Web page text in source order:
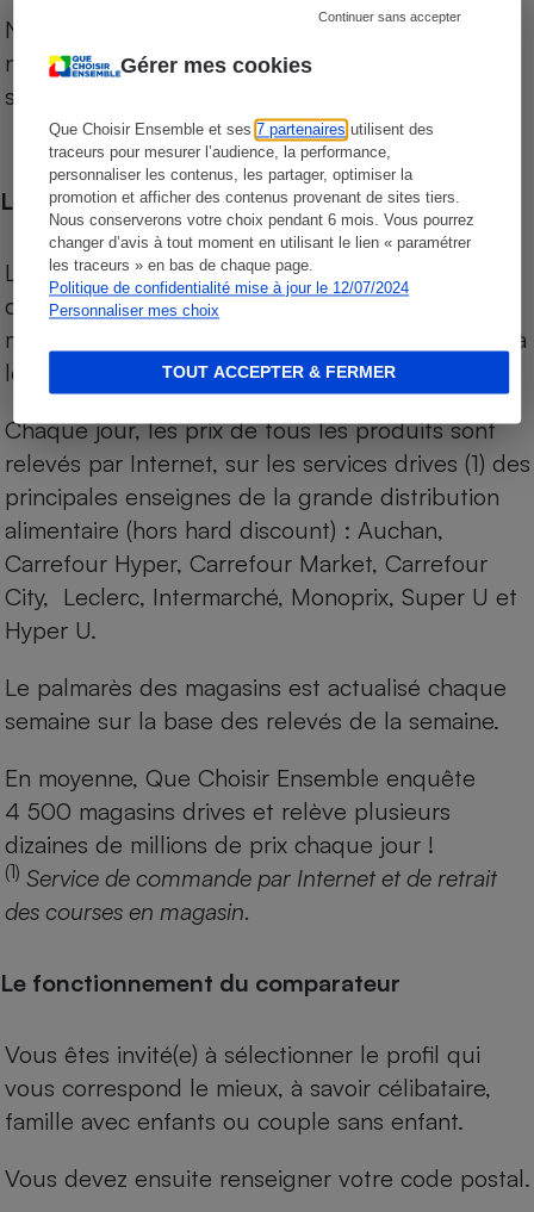
Gérer mes cookies
Que Choisir Ensemble et ses7 partenaires utilisent des
traceurs pour mesurer l’audience, la performance,
personnaliser les contenus, les partager, optimiser la
promotion et afficher des contenus provenant de sites tiers.
Nous conserverons votre choix pendant 6 mois. Vous pourrez
changer d’avis à tout moment en utilisant le lien « paramétrer
les traceurs » en bas de chaque page.
Politique de confidentialité mise à jour le 12/07/2024
Personnaliser mes choix
Continuer sans accepter
TOUT ACCEPTER & FERMER
Notre comparateur de supermarchés propose le
niveau de prix des supermarchés, géolocalisés
sur le territoire français.
Les comparaisons de prix
Les comparaisons sont réalisées sur l’ensemble
des produits des magasins. Les produits de
marques de distributeurs (MDD) sont comparés à
leurs équivalents chez leurs concurrents.
Chaque jour, les prix de tous les produits sont
relevés par Internet, sur les services drives (1) des
principales enseignes de la grande distribution
alimentaire (hors hard discount) : Auchan,
Carrefour Hyper, Carrefour Market, Carrefour
City, Leclerc, Intermarché, Monoprix, Super U et
Hyper U.
Le palmarès des magasins est actualisé chaque
semaine sur la base des relevés de la semaine.
En moyenne, Que Choisir Ensemble enquête
4 500 magasins drives et relève plusieurs
dizaines de millions de prix chaque jour !
(1) Service de commande par Internet et de retrait
des courses en magasin.
Le fonctionnement du comparateur
Vous êtes invité(e) à sélectionner le profil qui
vous correspond le mieux, à savoir célibataire,
famille avec enfants ou couple sans enfant.
Vous devez ensuite renseigner votre code postal.